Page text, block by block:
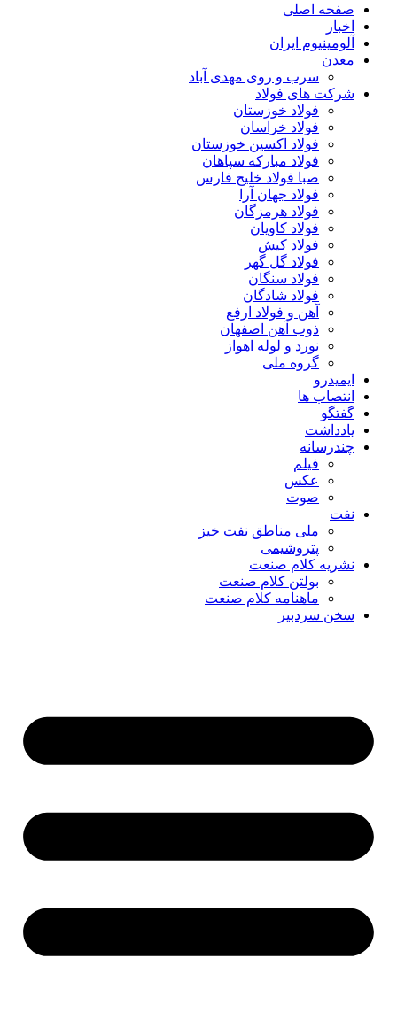
صفحه اصلی
اخبار
آلومینیوم ایران
معدن
سرب و روی مهدی آباد
شرکت های فولاد
فولاد خوزستان
فولاد خراسان
فولاد اکسین خوزستان
فولاد مبارکه سپاهان
صبا فولاد خلیج فارس
فولاد جهان آرا
فولاد هرمزگان
فولاد کاویان
فولاد کیش
فولاد گل گهر
فولاد سنگان
فولاد شادگان
آهن و فولاد ارفع
ذوب آهن اصفهان
نورد و لوله اهواز
گروه ملی
ایمیدرو
انتصاب ها
گفتگو
یادداشت
چندرسانه
فیلم
عکس
صوت
نفت
ملی مناطق نفت خیز
پتروشیمی
نشریه کلام صنعت
بولتن کلام صنعت
ماهنامه کلام صنعت
سخن سردبیر